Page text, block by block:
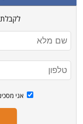
מדע, וטרינריה,
בקטגורית קורסים
לכם ביותר, מלאו
בהקדם.
לקבלת
אני